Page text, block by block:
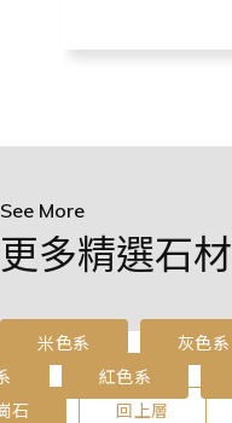
See More
更多精選石材
米色系 灰色系
紅色系
石
回上層